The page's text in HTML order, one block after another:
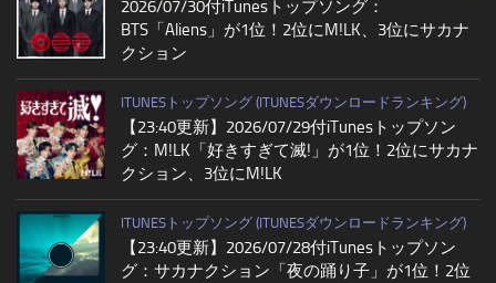
2026/07/30付iTunesトップソング：
BTS「Aliens」が1位！2位にM!LK、3位にサカナ
クション
ITUNESトップソング (ITUNESダウンロードランキング)
【23:40更新】2026/07/29付iTunesトップソン
グ：M!LK「好きすぎて滅!」が1位！2位にサカナ
クション、3位にM!LK
ITUNESトップソング (ITUNESダウンロードランキング)
【23:40更新】2026/07/28付iTunesトップソン
グ：サカナクション「夜の踊り子」が1位！2位